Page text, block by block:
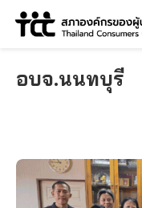
Skip
อบจ.นนทบุรี